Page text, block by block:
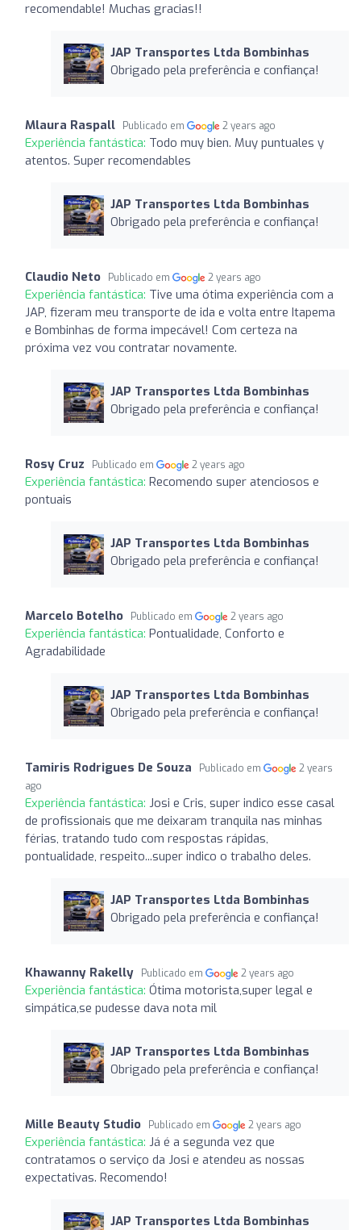
recomendable! Muchas gracias!!
JAP Transportes Ltda Bombinhas
Obrigado pela preferência e confiança!
Mlaura Raspall Publicado em 2 years ago
Experiência fantástica: Todo muy bien. Muy puntuales y
atentos. Super recomendables
JAP Transportes Ltda Bombinhas
Obrigado pela preferência e confiança!
Claudio Neto Publicado em 2 years ago
Experiência fantástica: Tive uma ótima experiência com a
JAP, fizeram meu transporte de ida e volta entre Itapema
e Bombinhas de forma impecável! Com certeza na
próxima vez vou contratar novamente.
JAP Transportes Ltda Bombinhas
Obrigado pela preferência e confiança!
Rosy Cruz Publicado em 2 years ago
Experiência fantástica: Recomendo super atenciosos e
pontuais
JAP Transportes Ltda Bombinhas
Obrigado pela preferência e confiança!
Marcelo Botelho Publicado em 2 years ago
Experiência fantástica: Pontualidade, Conforto e
Agradabilidade
JAP Transportes Ltda Bombinhas
Obrigado pela preferência e confiança!
Tamiris Rodrigues De Souza Publicado em
2 years
ago
Experiência fantástica: Josi e Cris, super indico esse casal
de profissionais que me deixaram tranquila nas minhas
férias, tratando tudo com respostas rápidas,
pontualidade, respeito...super indico o trabalho deles.
JAP Transportes Ltda Bombinhas
Obrigado pela preferência e confiança!
Khawanny Rakelly Publicado em 2 years ago
Experiência fantástica: Ótima motorista,super legal e
simpática,se pudesse dava nota mil
JAP Transportes Ltda Bombinhas
Obrigado pela preferência e confiança!
Mille Beauty Studio Publicado em 2 years ago
Experiência fantástica: Já é a segunda vez que
contratamos o serviço da Josi e atendeu as nossas
expectativas. Recomendo!
JAP Transportes Ltda Bombinhas